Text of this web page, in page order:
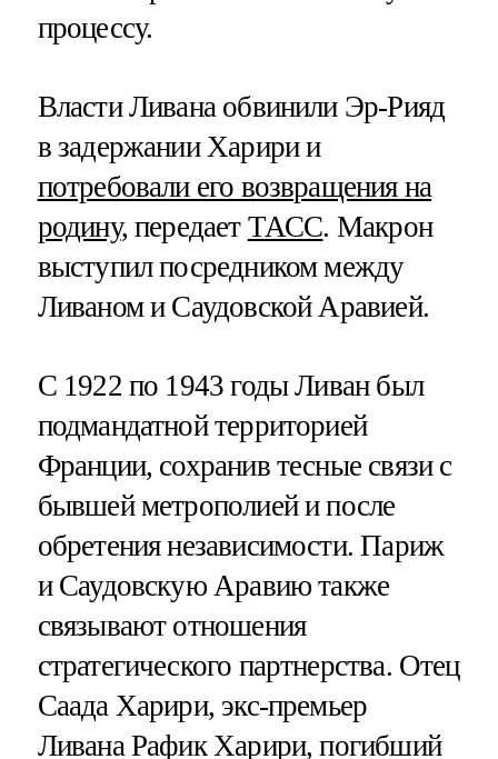
процессу.
Власти Ливана обвинили Эр-Рияд
в задержании Харири и
потребовали его возвращения на
родину, передает ТАСС. Макрон
выступил посредником между
Ливаном и Саудовской Аравией.
С 1922 по 1943 годы Ливан был
подмандатной территорией
Франции, сохранив тесные связи с
бывшей метрополией и после
обретения независимости. Париж
и Саудовскую Аравию также
связывают отношения
стратегического партнерства. Отец
Саада Харири, экс-премьер
Ливана Рафик Харири, погибший